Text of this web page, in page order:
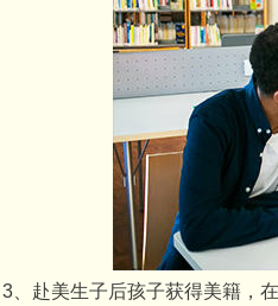
赴美生子后孩子获得美籍，在